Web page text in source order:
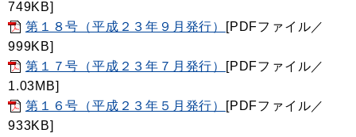
749KB]
第１８号（平成２３年９月発行）
[PDFファイル／
999KB]
第１７号（平成２３年７月発行）
[PDFファイル／
1.03MB]
第１６号（平成２３年５月発行）
[PDFファイル／
933KB]